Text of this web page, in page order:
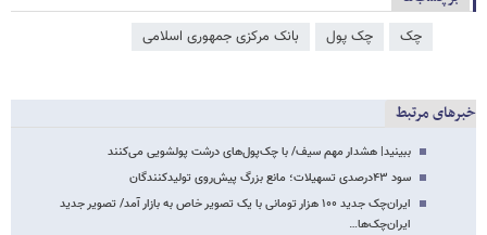
چک چک پول بانک مرکزی جمهوری اسلامی
خبرهای مرتبط
ببینید| هشدار مهم سیف/ با چک‌پول‌های درشت پولشویی می‌کنند
سود ۴۳درصدی تسهیلات؛ مانع بزرگ پیش‌روی تولیدکنندگان
ایران‌چک جدید ۱۰۰ هزار تومانی با یک تصویر خاص به بازار آمد/ تصویر جدید
ایران‌چک‌ها…